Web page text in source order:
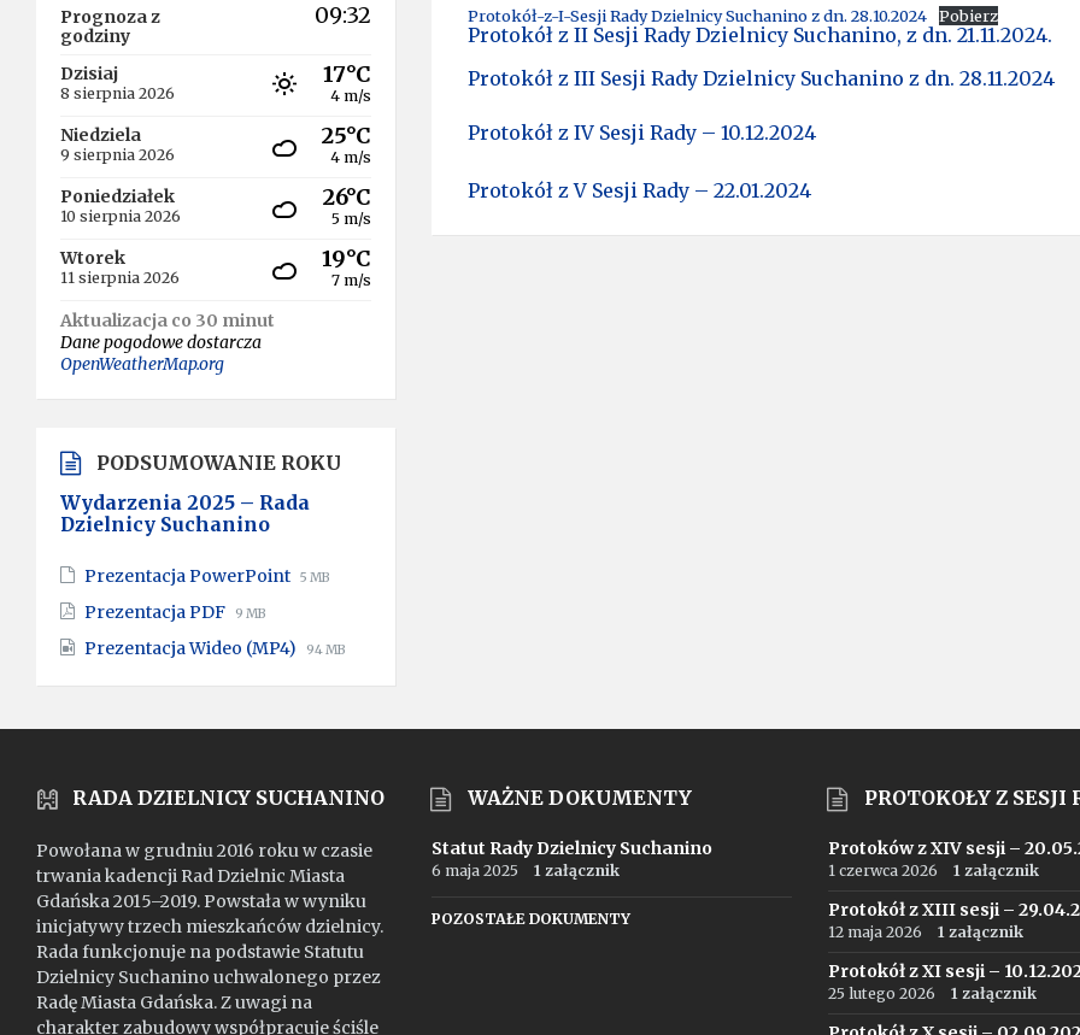
Protokół-z-I-Sesji Rady Dzielnicy Suchanino z dn. 28.10.2024 Pobierz
Protokół z II Sesji Rady Dzielnicy Suchanino, z dn. 21.11.2024.
Protokół z III Sesji Rady Dzielnicy Suchanino z dn. 28.11.2024
Protokół z IV Sesji Rady – 10.12.2024
Protokół z V Sesji Rady – 22.01.2024
Prognoza z
godziny
09:32
Dzisiaj
8 sierpnia 2026
17°C
4 m/s
Niedziela
9 sierpnia 2026
25°C
4 m/s
Poniedziałek
10 sierpnia 2026
26°C
5 m/s
Wtorek
11 sierpnia 2026
19°C
7 m/s
Aktualizacja co 30 minut
Dane pogodowe dostarcza
OpenWeatherMap.org
PODSUMOWANIE ROKU
Wydarzenia 2025 – Rada
Dzielnicy Suchanino
Prezentacja PowerPoint File
File
5 MB
Prezentacja PDF File
pdf
File
9 MB
Prezentacja Wideo (MP4) File
mp4
File
94 MB
RADA DZIELNICY SUCHANINO
Powołana w grudniu 2016 roku w czasie
trwania kadencji Rad Dzielnic Miasta
Gdańska 2015–2019. Powstała w wyniku
inicjatywy trzech mieszkańców dzielnicy.
Rada funkcjonuje na podstawie Statutu
Dzielnicy Suchanino uchwalonego przez
Radę Miasta Gdańska. Z uwagi na
charakter zabudowy współpracuje ściśle
WAŻNE DOKUMENTY
Statut Rady Dzielnicy Suchanino
6 maja 2025 1 załącznik
POZOSTAŁE DOKUMENTY
PROTOKOŁY Z SESJI
Protoków z XIV sesji –
1 czerwca 2026 1 załącznik
Protokół z XIII sesji –
12 maja 2026 1 załącznik
Protokół z XI sesji –
25 lutego 2026 1 załącznik